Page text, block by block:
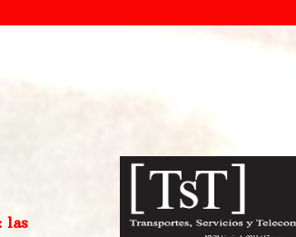
las